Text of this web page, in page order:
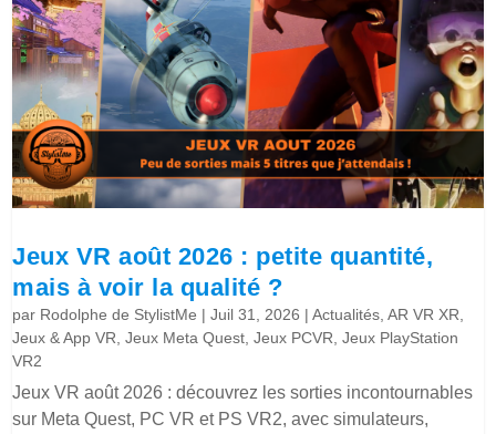
Jeux VR août 2026 : petite quantité,
mais à voir la qualité ?
par Rodolphe de StylistMe |Juil 31, 2026 |Actualités ,AR VR XR
Jeux & App VR ,Jeux Meta Quest ,Jeux PCVR ,Jeux PlayStation
VR2
Jeux VR août 2026 : découvrez les sorties incontournables
sur Meta Quest, PC VR et PS VR2, avec simulateurs,